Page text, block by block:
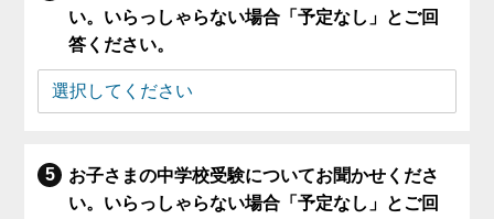
い。いらっしゃらない場合「予定なし」とご回
答ください。
お子さまの中学校受験についてお聞かせくださ
い。いらっしゃらない場合「予定なし」とご回